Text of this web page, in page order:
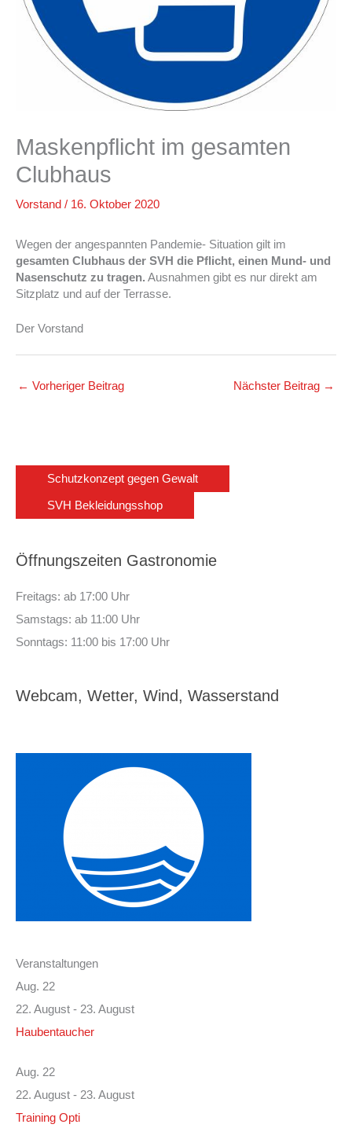
Maskenpflicht im gesamten
Clubhaus
Vorstand / 16. Oktober 2020
Wegen der angespannten Pandemie- Situation gilt im
gesamten Clubhaus der SVH die Pflicht, einen Mund- und
Nasenschutz zu tragen. Ausnahmen gibt es nur direkt am
Sitzplatz und auf der Terrasse.
Der Vorstand
← Vorheriger Beitrag Nächster Beitrag →
Schutzkonzept gegen Gewalt
SVH Bekleidungsshop
Öffnungszeiten Gastronomie
Freitags: ab 17:00 Uhr
Samstags: ab 11:00 Uhr
Sonntags: 11:00 bis 17:00 Uhr
Webcam, Wetter, Wind, Wasserstand
Veranstaltungen
Aug. 22
22. August - 23. August
Haubentaucher
Aug. 22
22. August - 23. August
Training Opti